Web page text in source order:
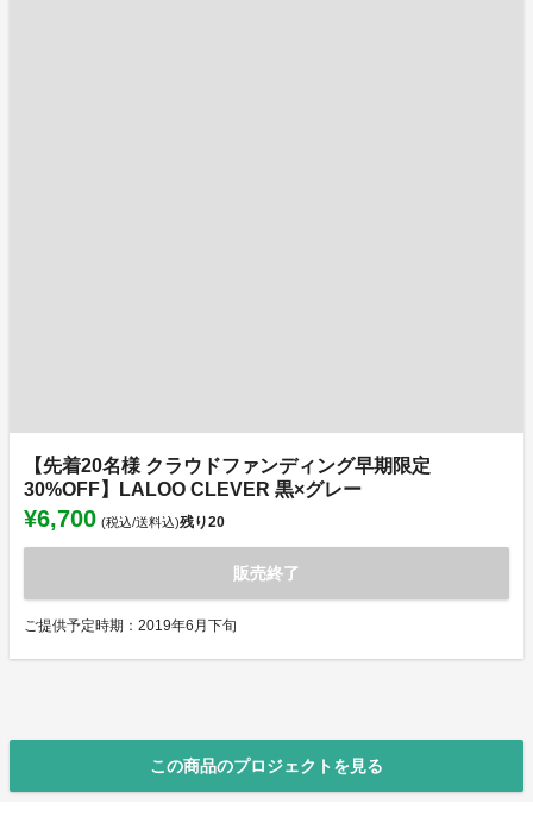
【先着20名様 クラウドファンディング早期限定
30%OFF】LALOO CLEVER 黒×グレー
¥6,700 (税込/送料込)残り20
販売終了
ご提供予定時期：2019年6月下旬
この商品のプロジェクトを見る